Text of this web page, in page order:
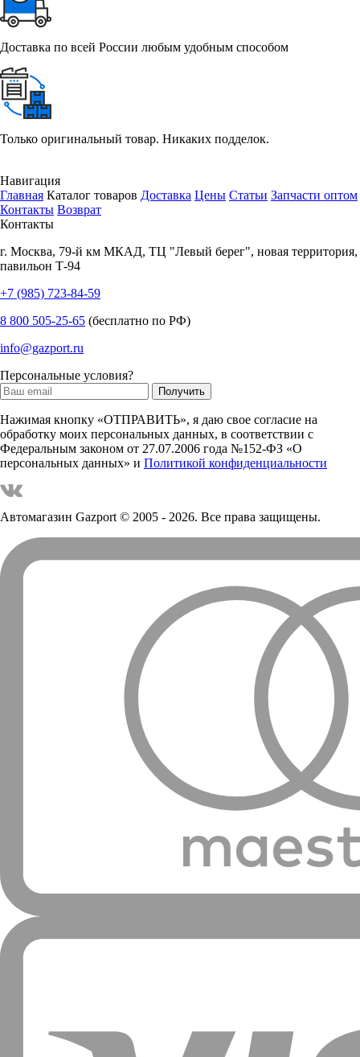
Доставка по всей России любым удобным способом
Только оригинальный товар. Никаких подделок.
Навигация
Главная Каталог товаров Доставка Цены Статьи Запчасти оптом
Контакты Возврат
Контакты
г. Москва, 79-й км МКАД, ТЦ "Левый берег", новая территория,
павильон Т-94
+7 (985) 723-84-59
8 800 505-25-65 (бесплатно по РФ)
info@gazport.ru
Персональные условия?
Нажимая кнопку «ОТПРАВИТЬ», я даю свое согласие на
обработку моих персональных данных, в соответствии с
Федеральным законом от 27.07.2006 года №152-ФЗ «О
персональных данных» и Политикой конфиденциальности
Автомагазин Gazport© 2005 - 2026. Все права защищены.